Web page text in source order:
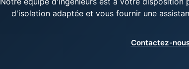
d'isolation adaptée et vous fournir une
Contactez-